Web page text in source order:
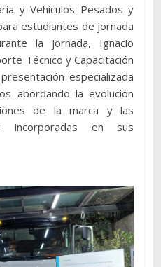
y Vehículos Pesados y
estudiantes de jornada
la jornada, Ignacio
Técnico y Capacitación
especializada
abordando la evolución
de la marca y las
incorporadas en sus